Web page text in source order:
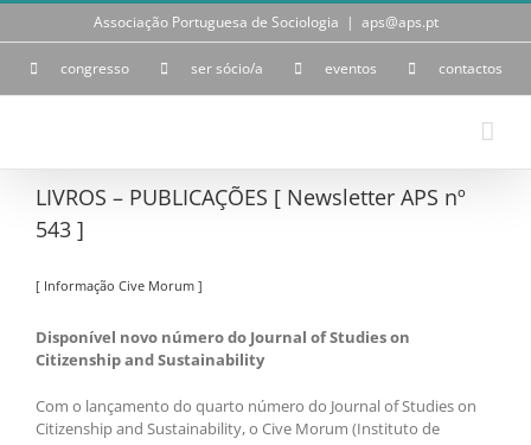
Skip
Associação Portuguesa de Sociologia | aps@aps.pt
congresso ser sócio/a eventos contactos
LIVROS – PUBLICAÇÕES [ Newsletter APS nº
543 ]
[ Informação Cive Morum ]
Disponível novo número do Journal of Studies on
Citizenship and Sustainability
Com o lançamento do quarto número do Journal of Studies on
Citizenship and Sustainability, o Cive Morum (Instituto de